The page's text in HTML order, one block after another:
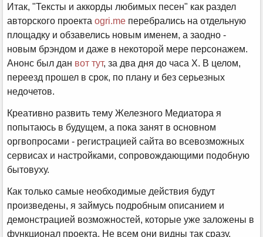
Итак, "Тексты и аккорды любимых песен" как раздел
авторского проекта ogri.me перебрались на отдельную
площадку и обзавелись новым именем, а заодно -
новым брэндом и даже в некоторой мере персонажем.
Анонс был дан вот тут, за два дня до часа X. В целом,
переезд прошел в срок, по плану и без серьезных
недочетов.
Креативно развить тему Железного Медиатора я
попытаюсь в будущем, а пока занят в основном
оргвопросами - регистрацией сайта во всевозможных
сервисах и настройками, сопровождающими подобную
бытовуху.
Как только самые необходимые действия будут
произведены, я займусь подробным описанием и
демонстрацией возможностей, которые уже заложены в
функционал проекта. Не всем они видны так сразу,